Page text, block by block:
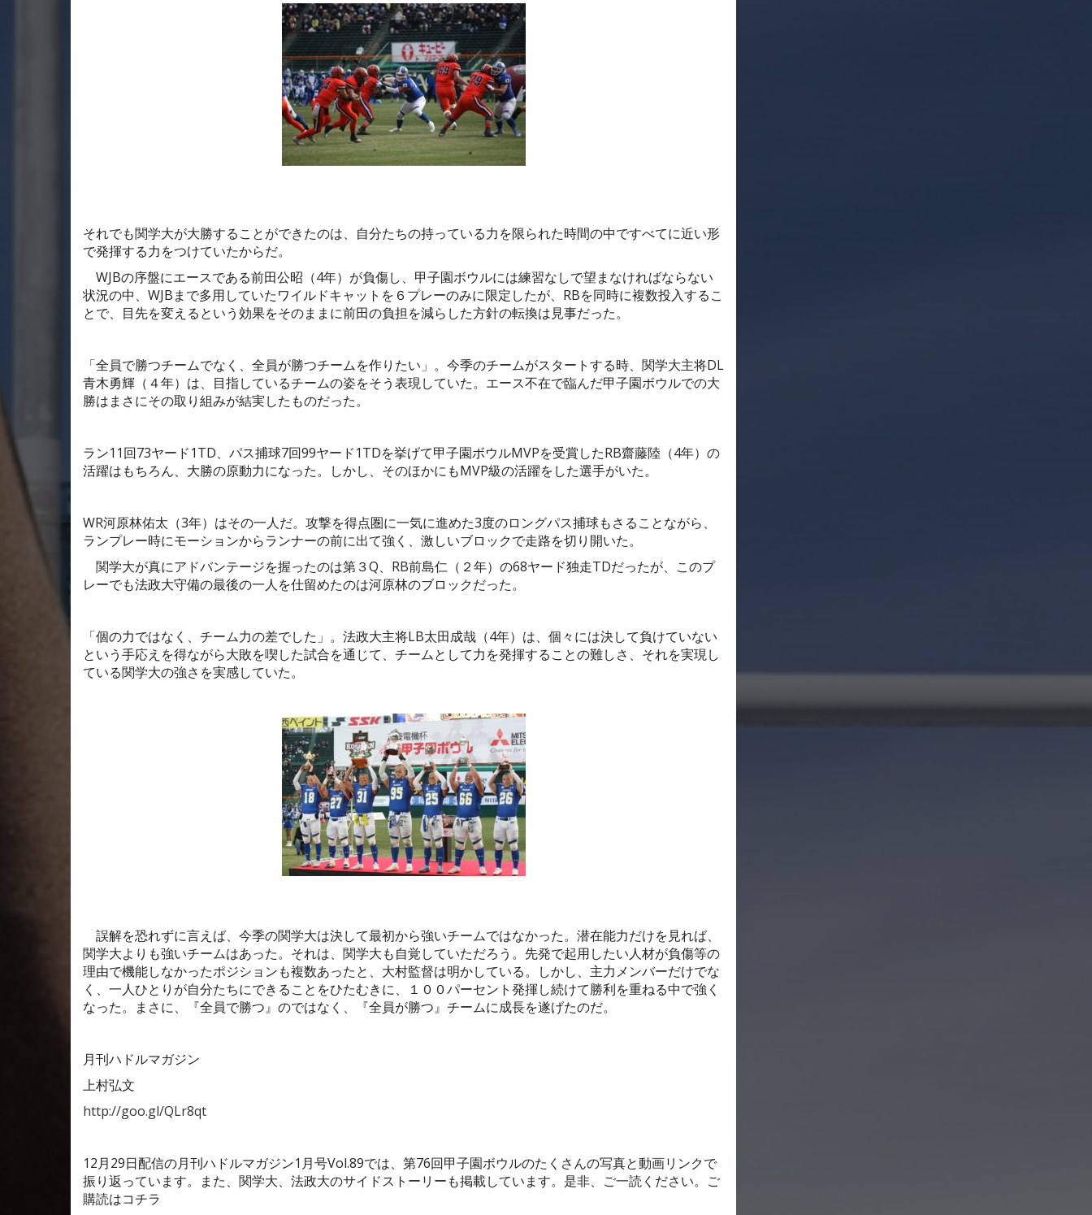
それでも関学大が大勝することができたのは、自分たちの持っている力を限られた時間の中ですべてに近い形
で発揮する力をつけていたからだ。
WJBの序盤にエースである前田公昭（4年）が負傷し、甲子園ボウルには練習なしで望まなければならない
状況の中、 WJBまで多用していたワイルドキャットを６プレーのみに限定したが、 RBを同時に複数投入するこ
とで、目先を変えるという効果をそのままに前田の負担を減らした方針の転換は見事だった。
「全員で勝つチームでなく、全員が勝つチームを作りたい」。今季のチームがスタートする時、関学大主将DL
青木勇輝（４年）は、目指しているチームの姿をそう表現していた。エース不在で臨んだ甲子園ボウルでの大
勝はまさにその取り組みが結実したものだった。
ラン11回73ヤード1TD、パス捕球7回99ヤード1TDを挙げて甲子園ボウルMVPを受賞したRB齋藤陸（4年）の
活躍はもちろん、大勝の原動力になった。しかし、そのほかにもMVP級の活躍をした選手がいた。
WR河原林佑太（3年）はその一人だ。攻撃を得点圏に一気に進めた3度のロングパス捕球もさることながら、
ランプレー時にモーションからランナーの前に出て強く、激しいブロックで走路を切り開いた。
関学大が真にアドバンテージを握ったのは第３Q、 RB前島仁（２年）の68ヤード独走TDだったが、このプ
レーでも法政大守備の最後の一人を仕留めたのは河原林のブロックだった。
「個の力ではなく、チーム力の差でした」。法政大主将LB太田成哉（4年）は、個々には決して負けていない
という手応えを得ながら大敗を喫した試合を通じて、チームとして力を発揮することの難しさ、それを実現し
ている関学大の強さを実感していた。
誤解を恐れずに言えば、今季の関学大は決して最初から強いチームではなかった。潜在能力だけを見れば、
関学大よりも強いチームはあった。それは、関学大も自覚していただろう。先発で起用したい人材が負傷等の
理由で機能しなかったポジションも複数あったと、大村監督は明かしている。しかし、主力メンバーだけでな
く、一人ひとりが自分たちにできることをひたむきに、１００パーセント発揮し続けて勝利を重ねる中で強く
なった。まさに、『全員で勝つ』のではなく、『全員が勝つ』チームに成長を遂げたのだ。
月刊ハドルマガジン
上村弘文
http://goo.gl/QLr8qt
12月29日配信の月刊ハドルマガジン1 月号Vol.89では、第76回甲子園ボウルのたくさんの写真と動画リンクで
振り返っています。また、関学大、法政大のサイドストーリーも掲載しています。是非、ご一読ください。ご
購読はコチラ